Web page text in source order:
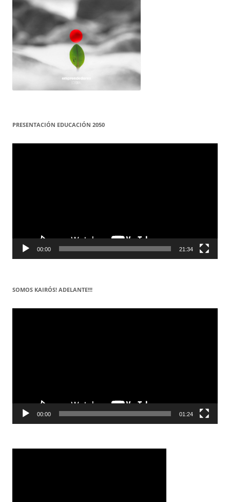
PRESENTACIÓN EDUCACIÓN 2050
Reproductor
00:00 21:34
SOMOS KAIRÓS! ADELANTE!!!
Reproductor
00:00 01:24